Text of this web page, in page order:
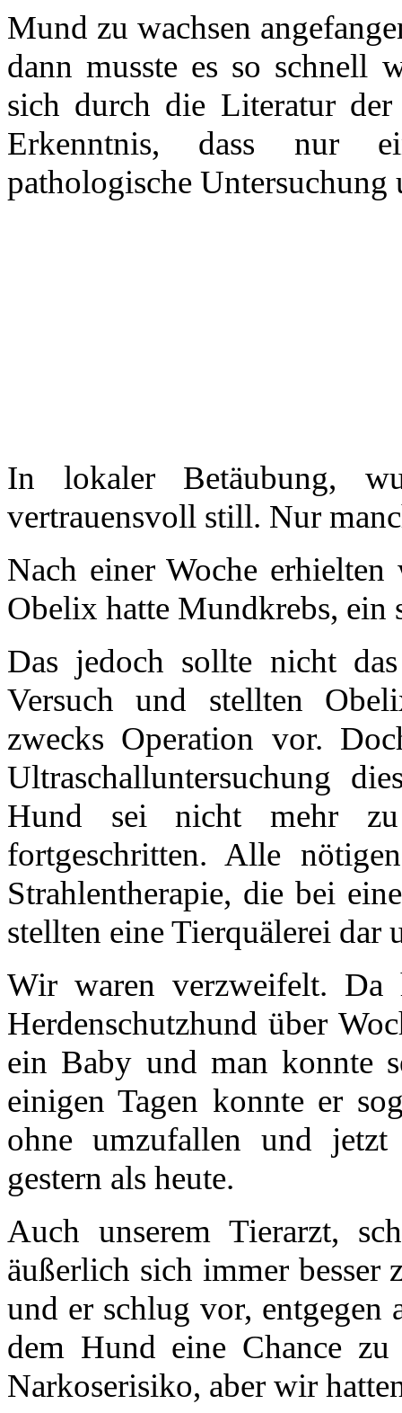
Mund zu wachsen
dann musste es so schnell
sich durch die Literatur
Erkenntnis, dass nur
pathologische
In lokaler Betäubung,
vertrauensvoll still. Nur
Nach einer Woche
Obelix hatte Mundkrebs, ein
Das jedoch sollte nicht
Versuch und stellten
zwecks Operation vor.
Ultraschalluntersuchung
Hund sei nicht mehr
fortgeschritten. Alle
Strahlentherapie, die bei
stellten eine Tierquälerei dar
Wir waren verzweifelt.
Herdenschutzhund über
ein Baby und man konnte
einigen Tagen konnte er
ohne umzufallen und
gestern als heute.
Auch unserem Tierarzt,
äußerlich sich immer besser
und er schlug vor,
dem Hund eine Chance
Narkoserisiko, aber wir